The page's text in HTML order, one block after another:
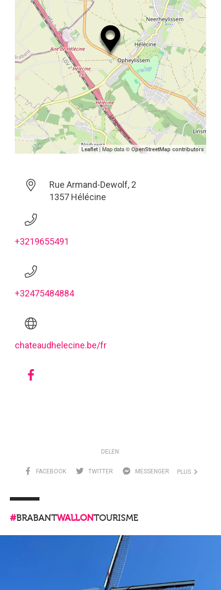
Leaflet| Map data © OpenStreetMap contributors
Rue Armand-Dewolf, 2
1357 Hélécine
+3219655491
+32475484884
chateaudhelecine.be/fr
DELEN:
FACEBOOK TWITTER MESSENGER PLUS
#BRABANTWALLONTOURISME